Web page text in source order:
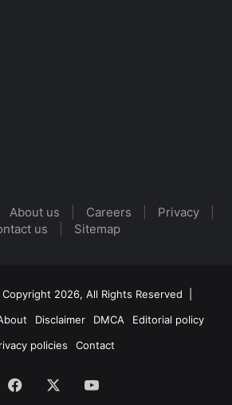
About us Careers Privacy
us
Sitemap
2026, All Rights Reserved |
Disclaimer DMCA
Editorial policy
policies
Contact
Facebook YouTube